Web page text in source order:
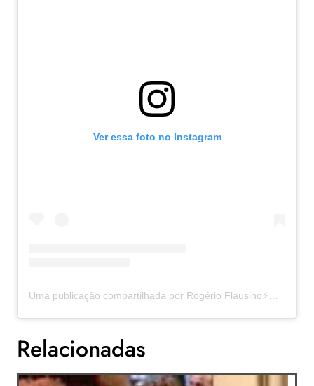
Ver essa foto no Instagram
Uma publicação compartilhada por Rogério Flausino⚡️@jotaquest (@rogerioflausinooficial)
Relacionadas